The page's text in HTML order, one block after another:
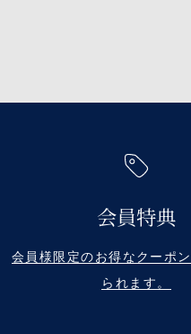
会員特典
会員様限定のお得なクーポ
られます。